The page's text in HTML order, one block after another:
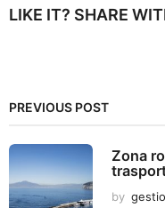
LIKE IT? SHARE
PREVIOUS POST
Zona
by